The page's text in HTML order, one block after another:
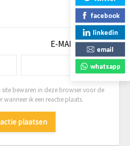
E-MAIL*
site bewaren in deze browser voor de
wanneer ik een reactie plaats.
facebook
linkedin
email
whatsapp